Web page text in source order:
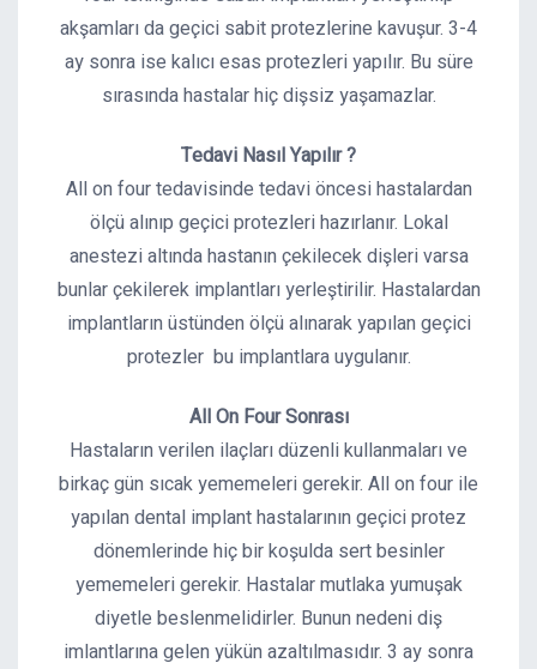
akşamları da geçici sabit protezlerine kavuşur. 3-4
ay sonra ise kalıcı esas protezleri yapılır. Bu süre
sırasında hastalar hiç dişsiz yaşamazlar.
Tedavi Nasıl Yapılır ?
All on four tedavisinde tedavi öncesi hastalardan
ölçü alınıp geçici protezleri hazırlanır. Lokal
anestezi altında hastanın çekilecek dişleri varsa
bunlar çekilerek implantları yerleştirilir. Hastalardan
implantların üstünden ölçü alınarak yapılan geçici
protezler bu implantlara uygulanır.
All On Four Sonrası
Hastaların verilen ilaçları düzenli kullanmaları ve
birkaç gün sıcak yememeleri gerekir. All on four ile
yapılan dental implant hastalarının geçici protez
dönemlerinde hiç bir koşulda sert besinler
yememeleri gerekir. Hastalar mutlaka yumuşak
diyetle beslenmelidirler. Bunun nedeni diş
imlantlarına gelen yükün azaltılmasıdır. 3 ay sonra